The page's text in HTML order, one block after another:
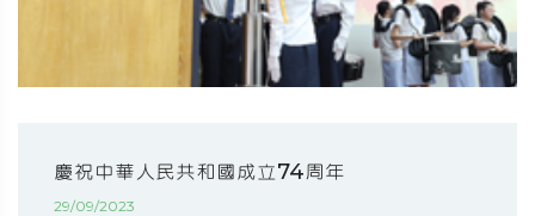
慶祝中華人民共和國成立74周年
29/09/2023